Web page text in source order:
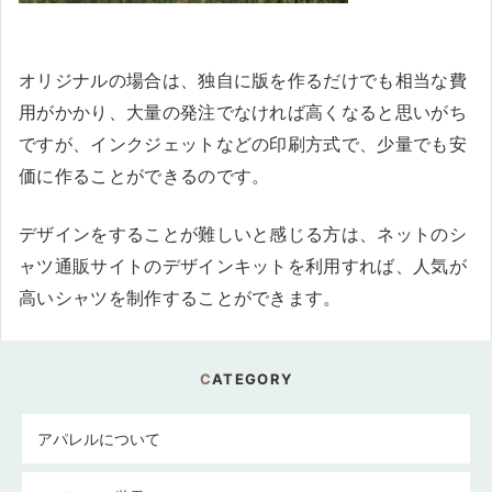
オリジナルの場合は、独自に版を作るだけでも相当な費
用がかかり、大量の発注でなければ高くなると思いがち
ですが、インクジェットなどの印刷方式で、少量でも安
価に作ることができるのです。
デザインをすることが難しいと感じる方は、ネットのシ
ャツ通販サイトのデザインキットを利用すれば、人気が
高いシャツを制作することができます。
CATEGORY
アパレルについて